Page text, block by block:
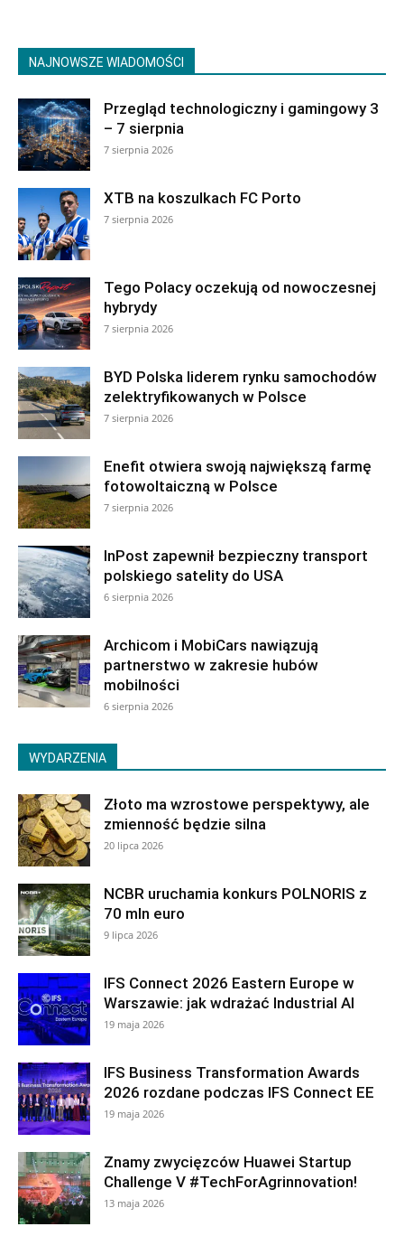
NAJNOWSZE WIADOMOŚCI
Przegląd technologiczny i gamingowy 3
– 7 sierpnia
7 sierpnia 2026
XTB na koszulkach FC Porto
7 sierpnia 2026
Tego Polacy oczekują od nowoczesnej
hybrydy
7 sierpnia 2026
BYD Polska liderem rynku samochodów
zelektryfikowanych w Polsce
7 sierpnia 2026
Enefit otwiera swoją największą farmę
fotowoltaiczną w Polsce
7 sierpnia 2026
InPost zapewnił bezpieczny transport
polskiego satelity do USA
6 sierpnia 2026
Archicom i MobiCars nawiązują
partnerstwo w zakresie hubów
mobilności
6 sierpnia 2026
WYDARZENIA
Złoto ma wzrostowe perspektywy, ale
zmienność będzie silna
20 lipca 2026
NCBR uruchamia konkurs POLNORIS z
70 mln euro
9 lipca 2026
IFS Connect 2026 Eastern Europe w
Warszawie: jak wdrażać Industrial AI
19 maja 2026
IFS Business Transformation Awards
2026 rozdane podczas IFS Connect EE
19 maja 2026
Znamy zwycięzców Huawei Startup
Challenge V #TechForAgrinnovation!
13 maja 2026